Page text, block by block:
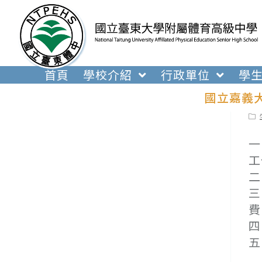
內
首頁 學校介紹 行政單位 學
國立嘉義